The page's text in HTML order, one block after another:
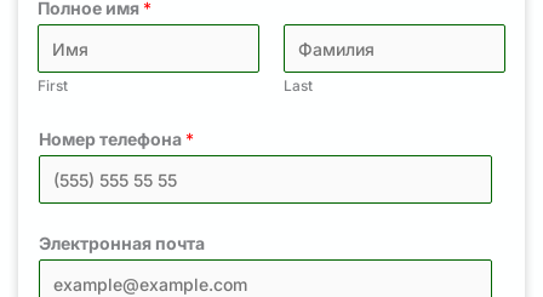
Полное имя *
First Last
Номер телефона *
Электронная почта